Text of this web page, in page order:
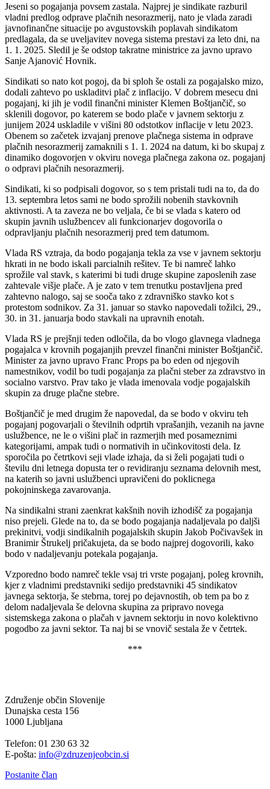
Jeseni so pogajanja povsem zastala. Najprej je sindikate razburil
vladni predlog odprave plačnih nesorazmerij, nato je vlada zaradi
javnofinančne situacije po avgustovskih poplavah sindikatom
predlagala, da se uveljavitev novega sistema prestavi za leto dni, na
1. 1. 2025. Sledil je še odstop takratne ministrice za javno upravo
Sanje Ajanović Hovnik.
Sindikati so nato kot pogoj, da bi sploh še ostali za pogajalsko mizo,
dodali zahtevo po uskladitvi plač z inflacijo. V dobrem mesecu dni
pogajanj, ki jih je vodil finančni minister Klemen Boštjančič, so
sklenili dogovor, po katerem se bodo plače v javnem sektorju z
junijem 2024 uskladile v višini 80 odstotkov inflacije v letu 2023.
Obenem so začetek izvajanj prenove plačnega sistema in odprave
plačnih nesorazmerij zamaknili s 1. 1. 2024 na datum, ki bo skupaj z
dinamiko dogovorjen v okviru novega plačnega zakona oz. pogajanj
o odpravi plačnih nesorazmerij.
Sindikati, ki so podpisali dogovor, so s tem pristali tudi na to, da do
13. septembra letos sami ne bodo sprožili nobenih stavkovnih
aktivnosti. A ta zaveza ne bo veljala, če bi se vlada s katero od
skupin javnih uslužbencev ali funkcionarjev dogovorila o
odpravljanju plačnih nesorazmerij pred tem datumom.
Vlada RS vztraja, da bodo pogajanja tekla za vse v javnem sektorju
hkrati in ne bodo iskali parcialnih rešitev. Te bi namreč lahko
sprožile val stavk, s katerimi bi tudi druge skupine zaposlenih zase
zahtevale višje plače. A je zato v tem trenutku postavljena pred
zahtevno nalogo, saj se sooča tako z zdravniško stavko kot s
protestom sodnikov. Za 31. januar so stavko napovedali tožilci, 29.,
30. in 31. januarja bodo stavkali na upravnih enotah.
Vlada RS je prejšnji teden odločila, da bo vlogo glavnega vladnega
pogajalca v krovnih pogajanjih prevzel finančni minister Boštjančič.
Minister za javno upravo Franc Props pa bo eden od njegovih
namestnikov, vodil bo tudi pogajanja za plačni steber za zdravstvo in
socialno varstvo. Prav tako je vlada imenovala vodje pogajalskih
skupin za druge plačne stebre.
Boštjančič je med drugim že napovedal, da se bodo v okviru teh
pogajanj pogovarjali o številnih odprtih vprašanjih, vezanih na javne
uslužbence, ne le o višini plač in razmerjih med posameznimi
kategorijami, ampak tudi o normativih in učinkovitosti dela. Iz
sporočila po četrtkovi seji vlade izhaja, da si želi pogajati tudi o
številu dni letnega dopusta ter o revidiranju seznama delovnih mest,
na katerih so javni uslužbenci upravičeni do poklicnega
pokojninskega zavarovanja.
Na sindikalni strani zaenkrat kakšnih novih izhodišč za pogajanja
niso prejeli. Glede na to, da se bodo pogajanja nadaljevala po daljši
prekinitvi, vodji sindikalnih pogajalskih skupin Jakob Počivavšek in
Branimir Štrukelj pričakujeta, da se bodo najprej dogovorili, kako
bodo v nadaljevanju potekala pogajanja.
Vzporedno bodo namreč tekle vsaj tri vrste pogajanj, poleg krovnih,
kjer z vladnimi predstavniki sedijo predstavniki 45 sindikatov
javnega sektorja, še stebrna, torej po dejavnostih, ob tem pa bo z
delom nadaljevala še delovna skupina za pripravo novega
sistemskega zakona o plačah v javnem sektorju in novo kolektivno
pogodbo za javni sektor. Ta naj bi se vnovič sestala že v četrtek.
***
Združenje občin Slovenije
Dunajska cesta 156
1000 Ljubljana
Telefon: 01 230 63 32
E-pošta: info@zdruzenjeobcin.si
Postanite član